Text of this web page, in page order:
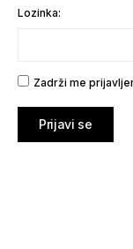
Lozinka:
Zadrži me
Prijavi se